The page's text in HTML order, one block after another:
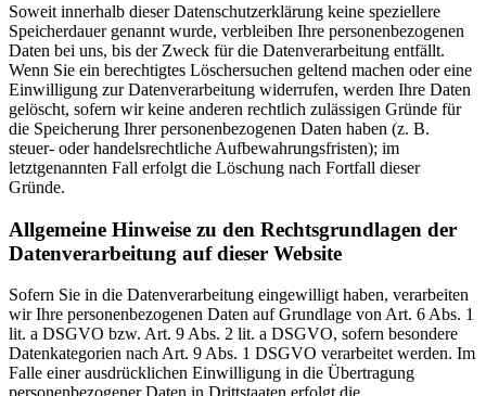
Soweit innerhalb dieser Datenschutzerklärung keine speziellere
Speicherdauer genannt wurde, verbleiben Ihre personenbezogenen
Daten bei uns, bis der Zweck für die Datenverarbeitung entfällt.
Wenn Sie ein berechtigtes Löschersuchen geltend machen oder eine
Einwilligung zur Datenverarbeitung widerrufen, werden Ihre Daten
gelöscht, sofern wir keine anderen rechtlich zulässigen Gründe für
die Speicherung Ihrer personenbezogenen Daten haben (z. B.
steuer- oder handelsrechtliche Aufbewahrungsfristen); im
letztgenannten Fall erfolgt die Löschung nach Fortfall dieser
Gründe.
Allgemeine Hinweise zu den Rechtsgrundlagen der
Datenverarbeitung auf dieser Website
Sofern Sie in die Datenverarbeitung eingewilligt haben, verarbeiten
wir Ihre personenbezogenen Daten auf Grundlage von Art. 6 Abs. 1
lit. a DSGVO bzw. Art. 9 Abs. 2 lit. a DSGVO, sofern besondere
Datenkategorien nach Art. 9 Abs. 1 DSGVO verarbeitet werden. Im
Falle einer ausdrücklichen Einwilligung in die Übertragung